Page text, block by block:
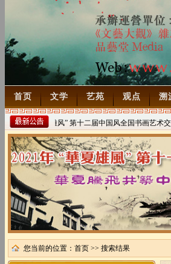
首页 文学 艺苑 观点 溯
2022年“华夏雄风” 第十二届中国风全国书画艺术交流
2021/8/15
您当前的位置： 首页>> 搜索结果